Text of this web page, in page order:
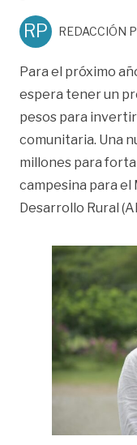
RP REDACCIÓN
Para el próximo
espera tener un
pesos para
comunitaria. Una
millones para
campesina para el
Desarrollo Rural